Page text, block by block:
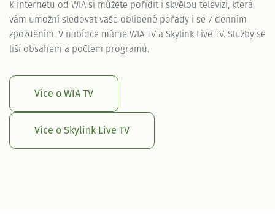
K internetu od WIA si můžete pořídit i skvělou televizi, která
vám umožní sledovat vaše oblíbené pořady i se 7 denním
zpožděním. V nabídce máme WIA TV a Skylink Live TV. Služby se
liší obsahem a počtem programů.
Více o WIA TV
Více o Skylink Live TV